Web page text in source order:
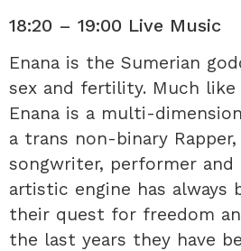
18:20 – 19:00 Live Music
Enana is the Sumerian
sex and fertility. Much like
Enana is a multi-
a trans non-binary
songwriter, performer
artistic engine has always
their quest for freedom
the last years they have